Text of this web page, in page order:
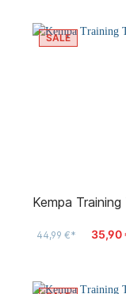
SALE
Kempa Training
44,99 €* 35,90